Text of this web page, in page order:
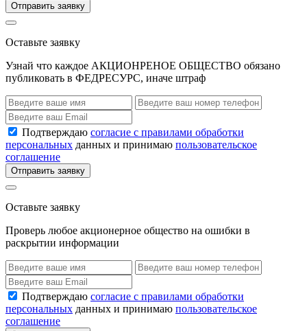
Отправить заявку
Оставьте заявку
Узнай что каждое АКЦИОНРЕНОЕ ОБЩЕСТВО обязано
публиковать в ФЕДРЕСУРС, иначе штраф
Подтверждаю согласие с правилами обработки
персональных данных и принимаю пользовательское
соглашение
Отправить заявку
Оставьте заявку
Проверь любое акционерное общество на ошибки в
раскрытии информации
Подтверждаю согласие с правилами обработки
персональных данных и принимаю пользовательское
соглашение